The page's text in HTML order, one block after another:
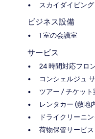
スカイダイビン
ビジネス設備
1 室の会議室
サービス
24 時間対応フロ
コンシェルジュ
ツアー / チケット
レンタカー (敷地
ドライクリーニ
荷物保管サービス